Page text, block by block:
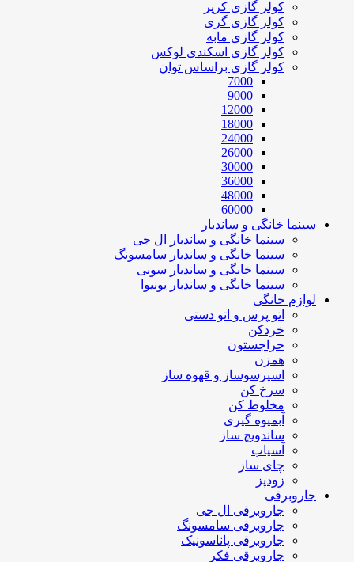
کولر گازی کریر
کولر گازی گری
کولر گازی مابه
کولر گازی اسکندی لوکس
کولر گازی براساس توان
7000
9000
12000
18000
24000
26000
30000
36000
48000
60000
سینما خانگی و ساندبار
سینما خانگی و ساندبار ال جی
سینما خانگی و ساندبار سامسونگ
سینما خانگی و ساندبار سونی
سینما خانگی و ساندبار یونیوا
لوازم خانگی
اتو پرس و اتو دستی
خردکن
حراجستون
همزن
اسپرسوساز و قهوه ساز
سرخ کن
مخلوط کن
آبمیوه گیری
ساندویچ ساز
آسیاب
چای ساز
زودپز
جاروبرقی
جاروبرقی ال جی
جاروبرقی سامسونگ
جاروبرقی پاناسونیک
جاروبرقی فکر